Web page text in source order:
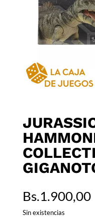
Bs.1.900,00
Sin existencias